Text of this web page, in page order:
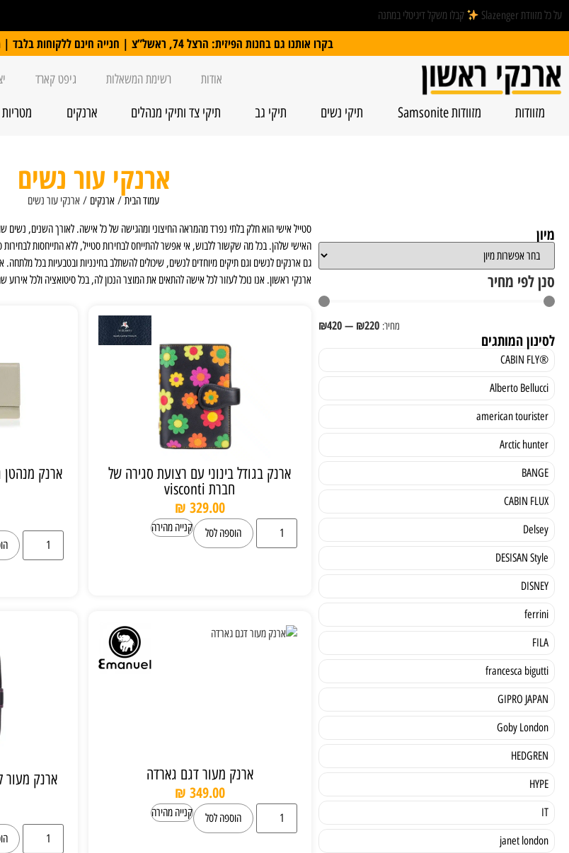
על כל מזוודת Slazenger קבלו משקל דיגיטלי במתנה
בקרו אותנו גם בחנות הפיזית: הרצל 74, ראשל”צ | חנייה חינם ללקוחות בלבד | משלוחים חינם ברכישה מעל 250 ₪
אודות רשימת המשאלות גיפט קארד
מזוודות מזוודות Samsonite תיקי נשים תיקי גב תיקי צד ותיקי מנהלים ארנקים מטריות
ארנקי עור נשים
עמוד הבית/ ארנקים / ארנקי עור נשים
מיון
סנן לפי מחיר
₪220
—
₪420
לסינון המותגים
®CABIN FLY
Alberto Bellucci
american tourister
Arctic hunter
BANGE
CABIN FLUX
Delsey
DESISAN Style
DISNEY
ferrini
FILA
francesca bigutti
GIPRO JAPAN
Goby London
HEDGREN
HYPE
IT
janet london
סטייל אישי הוא חלק בלתי נפרד מהמראה החיצוני ומהגישה של כל אישה. לאורך השנים, נשים
האישי שלהן. בכל מה שקשור ללבוש, אי אפשר להתייחס לבחירות סטייל, ללא התייחסות
גם ארנקים לנשים וגם תיקים מיוחדים לנשים, שיכולים להשתלב בחינניות ובטבעיות בכל
ארנקי ראשון. אנו נוכל לעזור לכל אישה להתאים את המוצר הנכון לה, בכל סיטואציה ולכל אירוע
ארנק בגודל בינוני עם רצועת סגירה של
חברת visconti
₪ 329.00
הוספה לסל קנייה מהירה
ארנק מנהטן
ארנק מעור דגם גארדה
₪ 349.00
הוספה לסל קנייה מהירה